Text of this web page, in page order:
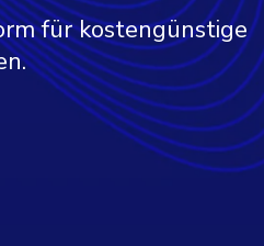
für kostengünstige